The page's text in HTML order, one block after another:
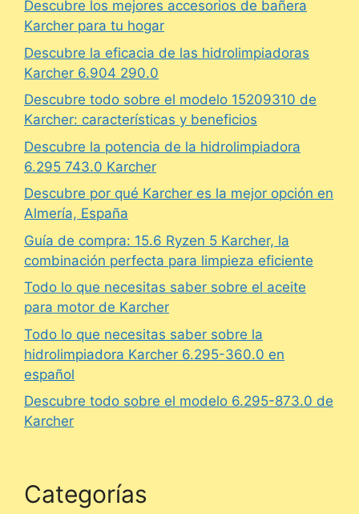
Descubre los mejores accesorios de bañera
Karcher para tu hogar
Descubre la eficacia de las hidrolimpiadoras
Karcher 6.904 290.0
Descubre todo sobre el modelo 15209310 de
Karcher: características y beneficios
Descubre la potencia de la hidrolimpiadora
6.295 743.0 Karcher
Descubre por qué Karcher es la mejor opción en
Almería, España
Guía de compra: 15.6 Ryzen 5 Karcher, la
combinación perfecta para limpieza eficiente
Todo lo que necesitas saber sobre el aceite
para motor de Karcher
Todo lo que necesitas saber sobre la
hidrolimpiadora Karcher 6.295-360.0 en
español
Descubre todo sobre el modelo 6.295-873.0 de
Karcher
Categorías